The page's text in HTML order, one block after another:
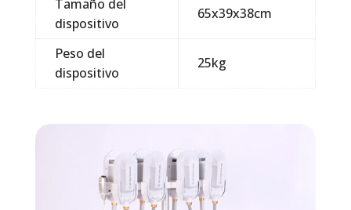
Tamaño del
dispositivo
65x39x38cm
Peso del
dispositivo
25kg